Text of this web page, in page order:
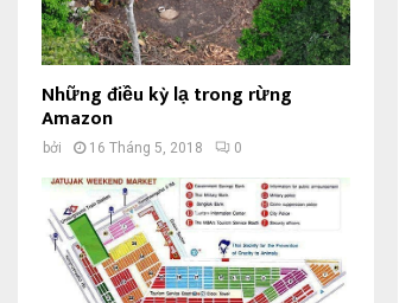
Những điều kỳ lạ trong rừng
Amazon
bởi 16 Tháng 5, 2018 0